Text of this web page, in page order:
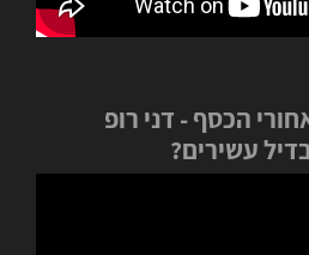
עשירים?